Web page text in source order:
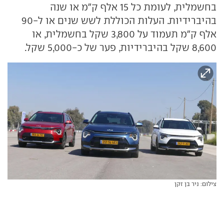
בחשמלית, לעומת כל 15 אלף ק"מ או שנה
בהיברידיות. העלות הכוללת לשש שנים או ל-90
אלף ק"מ תעמוד על 3,800 שקל בחשמלית, או
8,600 שקל בהיברידיות, פער של כ-5,000 שקל.
צילום: ניר בן זקן